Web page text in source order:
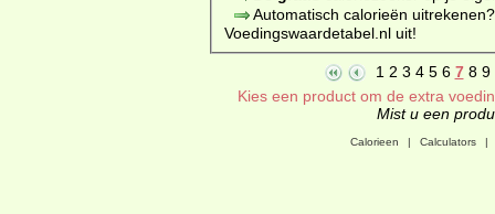
Automatisch calorieën
Voedingswaardetabel.nl uit!
1 2 3 4 5 6 7 8 9
Kies een product om de extra
Mist u een
Calorieen | Calculators |